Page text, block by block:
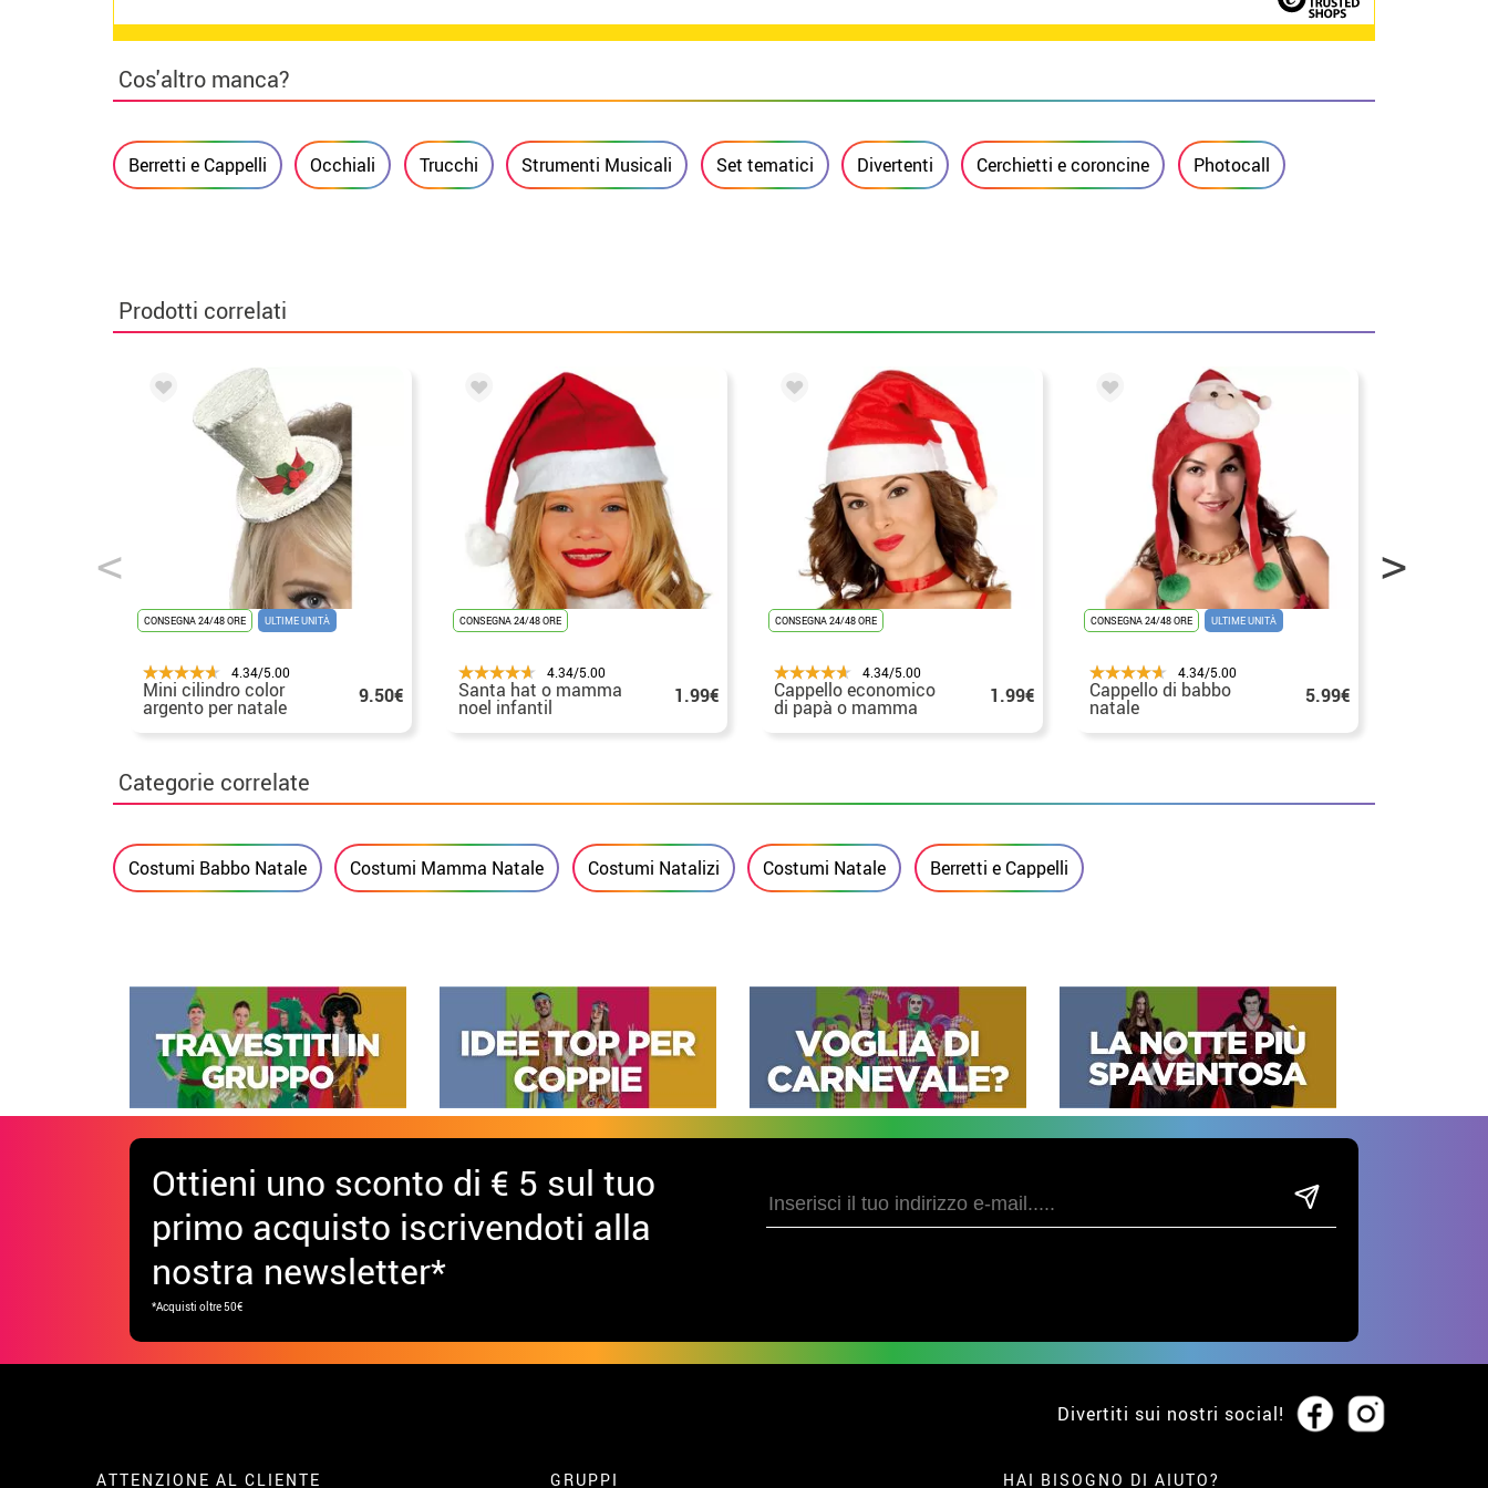
Cos'altro manca?
Berretti e Cappelli Occhiali Trucchi Strumenti Musicali Set tematici Divertenti Cerchietti e coroncine Photocall
Prodotti correlati
CONSEGNA 24/48 ORE ULTIME UNITÀ
4.34/5.00
Mini cilindro color
argento per natale 9.50€
CONSEGNA 24/48 ORE
4.34/5.00
Santa hat o mamma
noel infantil 1.99€
CONSEGNA 24/48 ORE
4.34/5.00
Cappello economico
di papà o mamma
noel
1.99€
CONSEGNA 24/48 ORE ULTIME UNITÀ
4.34/5.00
Cappello di babbo
natale 5.99€
Categorie correlate
Costumi Babbo Natale Costumi Mamma Natale Costumi Natalizi Costumi Natale Berretti e Cappelli
Ottieni uno sconto di € 5 sul tuo
primo acquisto iscrivendoti alla
nostra newsletter*
*Acquisti oltre 50€
Divertiti sui nostri social!
ATTENZIONE AL CLIENTE GRUPPI HAI BISOGNO DI AIUTO?